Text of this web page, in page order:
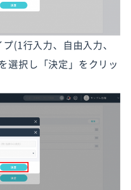
(1行入力、自由入力、
選択し「決定」をクリッ